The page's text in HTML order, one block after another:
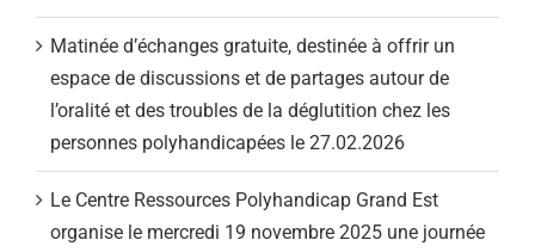
Matinée d’échanges gratuite, destinée à offrir un
espace de discussions et de partages autour de
l’oralité et des troubles de la déglutition chez les
personnes polyhandicapées le 27.02.2026
Le Centre Ressources Polyhandicap Grand Est
organise le mercredi 19 novembre 2025 une journée